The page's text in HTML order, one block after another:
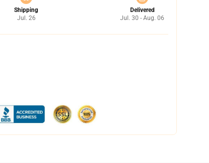
Shipping
Jul. 26
Delivered
Jul. 30 - Aug. 06